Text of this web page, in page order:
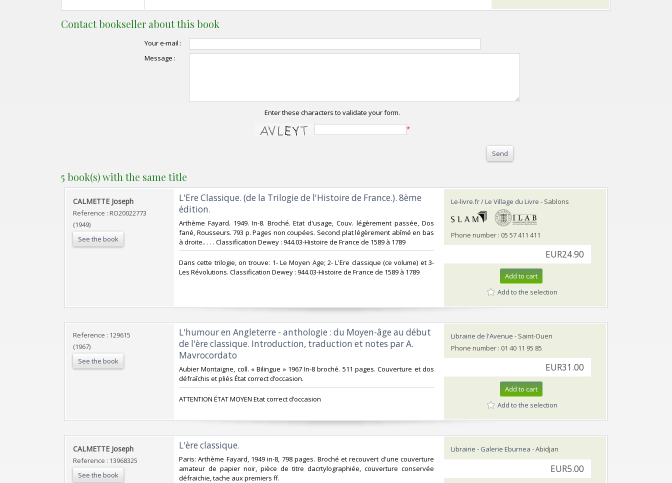
Contact bookseller about this book
Your e-mail :
Message :
Enter these characters to validate your form.
*
Send
5 book(s) with the same title
‎CALMETTE Joseph‎
Reference : RO20022773
(1949)
See the book
‎L'Ere Classique. (de la Trilogie de l'Histoire de France.). 8ème
édition.‎
‎Arthème Fayard. 1949. In-8. Broché. Etat d'usage, Couv. légèrement passée, Dos
fané, Rousseurs. 793 p. Pages non coupées. Second plat légèrement abîmé en bas
à droite.. . . . Classification Dewey : 944.03-Histoire de France de 1589 à 1789‎
‎Dans cette trilogie, on trouve: 1- Le Moyen Age; 2- L'Ere classique (ce volume) et 3-
Les Révolutions. Classification Dewey : 944.03-Histoire de France de 1589 à 1789‎
Le-livre.fr / Le Village du Livre - Sablons
Phone number : 05 57 411 411
EUR24.90
Add to cart
Add to the selection
Reference : 129615
(1967)
See the book
‎L'humour en Angleterre - anthologie : du Moyen-âge au début
de l'ère classique. Introduction, traduction et notes par A.
Mavrocordato‎
‎Aubier Montaigne, coll. « Bilingue » 1967 In-8 broché. 511 pages. Couverture et dos
défraîchis et pliés État correct d’occasion.‎
‎ATTENTION ÉTAT MOYEN Etat correct d’occasion ‎
Librairie de l'Avenue - Saint-Ouen
Phone number : 01 40 11 95 85
EUR31.00
Add to cart
Add to the selection
‎CALMETTE Joseph‎
Reference : 13968325
See the book
‎L'ère classique.‎
‎Paris: Arthème Fayard, 1949 in-8, 798 pages. Broché et recouvert d'une couverture
amateur de papier noir, pièce de titre dacrtylographiée, couverture conservée
défraichie, tache aux premiers ff.‎
Librairie - Galerie Eburnea - Abidjan
EUR5.00